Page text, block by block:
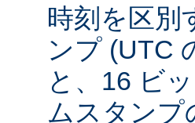
時刻を区別
ンプ (UTC
と、16 ビ
ムスタンプ